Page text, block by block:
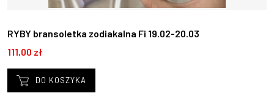
RYBY bransoletka zodiakalna Fi 19.02-20.03
111,00 zł
DO KOSZYKA